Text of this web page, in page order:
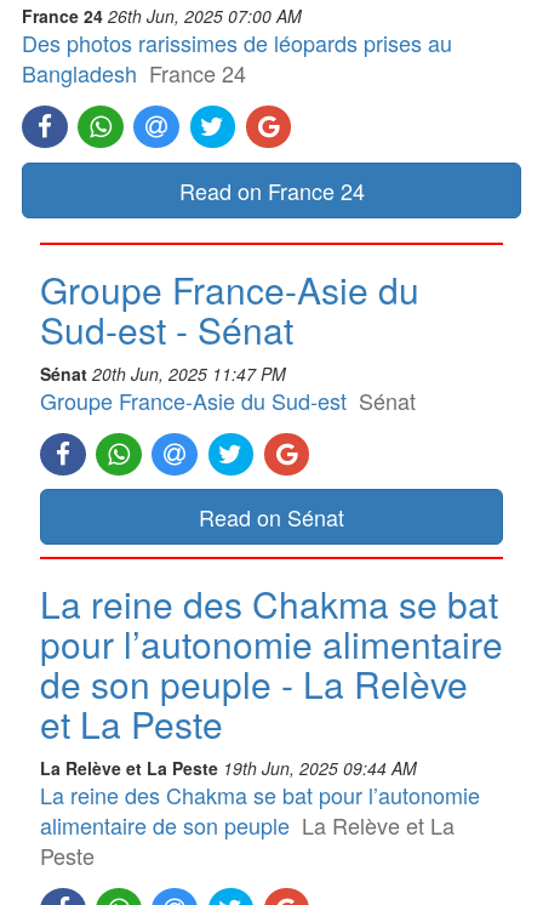
France 24 26th Jun, 2025 07:00 AM
Des photos rarissimes de léopards prises au
Bangladesh France 24
Read on France 24
Groupe France-Asie du
Sud-est - Sénat
Sénat 20th Jun, 2025 11:47 PM
Groupe France-Asie du Sud-est Sénat
Read on Sénat
La reine des Chakma se bat
pour l’autonomie alimentaire
de son peuple - La Relève
et La Peste
La Relève et La Peste 19th Jun, 2025 09:44 AM
La reine des Chakma se bat pour l’autonomie
alimentaire de son peuple La Relève et La
Peste